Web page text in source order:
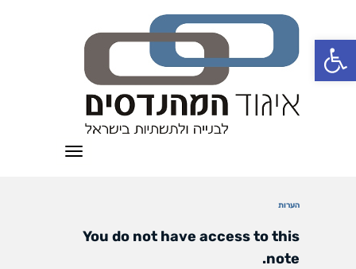
פתח סרגל נגישות
תפריט
הערות
You do not have access to this
note.